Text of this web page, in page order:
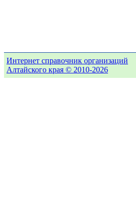
Интернет справочник организаций
Алтайского края © 2010-2026